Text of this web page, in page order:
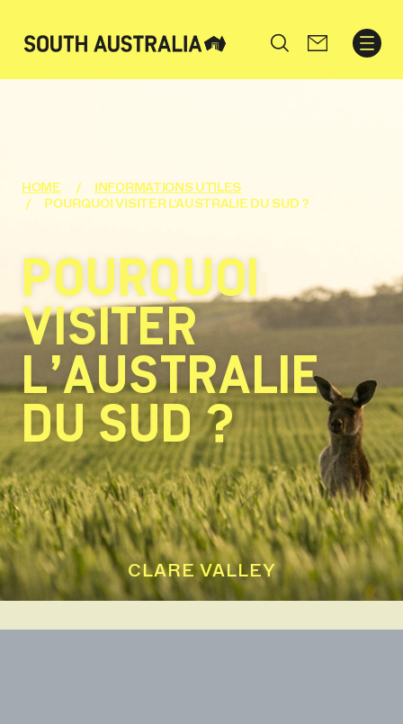
Search
HOME
INFORMATIONS UTILES
POURQUOI VISITER L’AUSTRALIE DU SUD ?
POURQUOI
VISITER
L’AUSTRALIE
DU SUD ?
CLARE VALLEY